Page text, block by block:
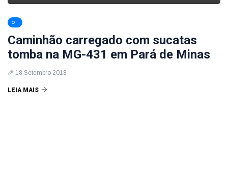
Caminhão carregado com sucatas
tomba na MG-431 em Pará de Minas
18 Setembro 2018
LEIA MAIS